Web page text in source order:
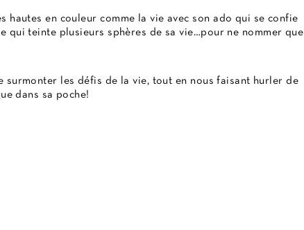
hautes en couleur comme la vie avec son ado qui se confie
qui teinte plusieurs sphères de sa vie…pour ne nommer que
surmonter les défis de la vie, tout en nous faisant hurler de
dans sa poche!